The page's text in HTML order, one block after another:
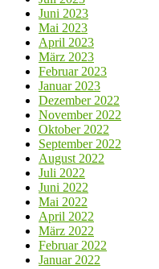
Juni 2023
Mai 2023
April 2023
März 2023
Februar 2023
Januar 2023
Dezember 2022
November 2022
Oktober 2022
September 2022
August 2022
Juli 2022
Juni 2022
Mai 2022
April 2022
März 2022
Februar 2022
Januar 2022